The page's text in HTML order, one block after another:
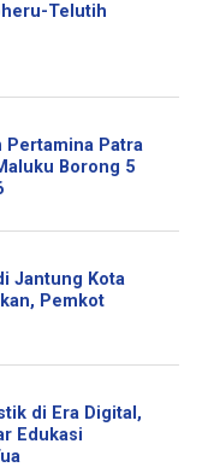
Telutih
Pertamina Patra
Borong 5
Jantung Kota
Pemkot
di Era Digital,
Edukasi